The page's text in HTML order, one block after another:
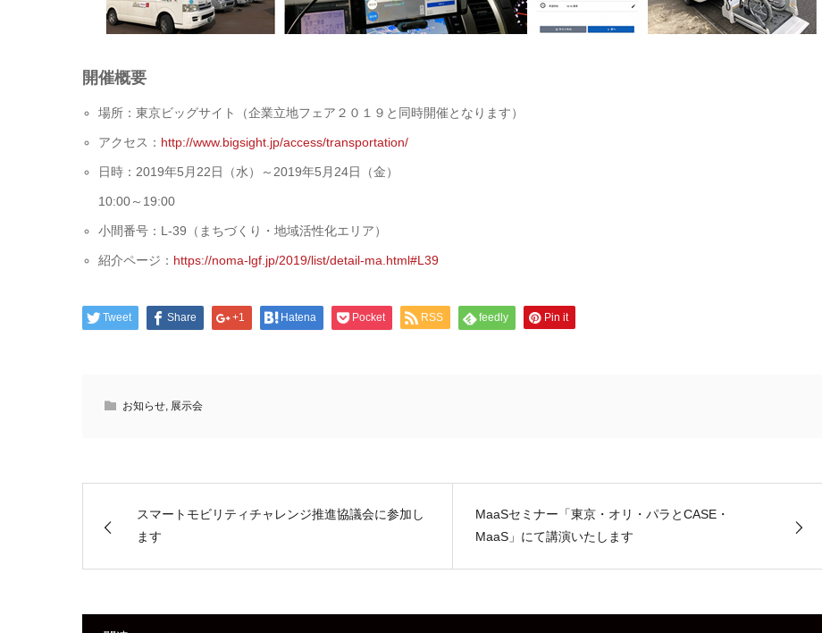
開催概要
場所：東京ビッグサイト（企業立地フェア２０１９と同時開催となります）
アクセス： http://www.bigsight.jp/access/transportation/
日時：2019年5月22日（水）～2019年5月24日（金）
10:00～19:00
小間番号：L-39（まちづくり・地域活性化エリア）
紹介ページ： https://noma-lgf.jp/2019/list/detail-ma.html#L39
Tweet Share +1 Hatena Pocket RSS feedly Pin it
お知らせ, 展示会
スマートモビリティチャレンジ推進協議会に参加し
ます
MaaSセミナー「東京・オリ・パラとCASE・
MaaS」にて講演いたします